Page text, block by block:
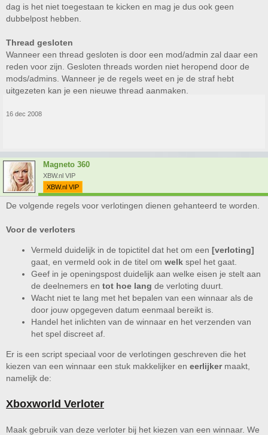
dag is het niet toegestaan te kicken en mag je dus ook geen
dubbelpost hebben.
Thread gesloten
Wanneer een thread gesloten is door een mod/admin zal daar een
reden voor zijn. Gesloten threads worden niet heropend door de
mods/admins. Wanneer je de regels weet en je de straf hebt
uitgezeten kan je een nieuwe thread aanmaken.
16 dec 2008
Magneto 360
XBW.nl VIP
XBW.nl VIP
De volgende regels voor verlotingen dienen gehanteerd te worden.
Voor de verloters
Vermeld duidelijk in de topictitel dat het om een [verloting]
gaat, en vermeld ook in de titel om welk spel het gaat.
Geef in je openingspost duidelijk aan welke eisen je stelt aan
de deelnemers en tot hoe lang de verloting duurt.
Wacht niet te lang met het bepalen van een winnaar als de
door jouw opgegeven datum eenmaal bereikt is.
Handel het inlichten van de winnaar en het verzenden van
het spel discreet af.
Er is een script speciaal voor de verlotingen geschreven die het
kiezen van een winnaar een stuk makkelijker en eerlijkermaakt,
namelijk de:
Xboxworld Verloter
Maak gebruik van deze verloter bij het kiezen van een winnaar. We